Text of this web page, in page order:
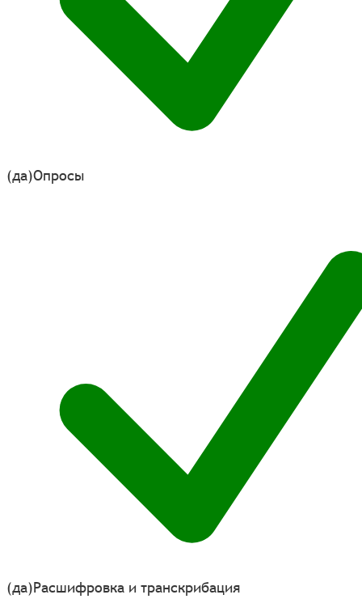
(да)Опросы
(да)Расшифровка и транскрибация